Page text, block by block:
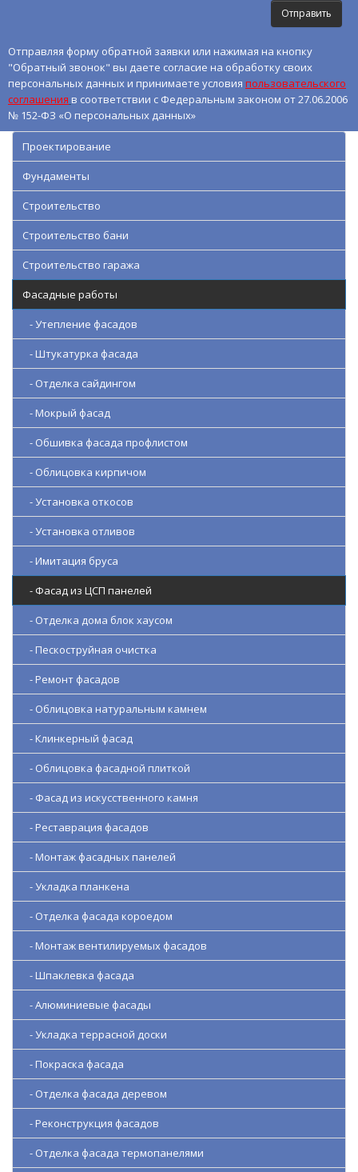
Отправляя форму обратной заявки или нажимая на кнопку
"Обратный звонок" вы даете согласие на обработку своих
персональных данных и принимаете условия пользовательского
соглашения в соответствии с Федеральным законом от 27.06.2006
№ 152-ФЗ «О персональных данных»
Проектирование
Фундаменты
Строительство
Строительство бани
Строительство гаража
Фасадные работы
- Утепление фасадов
- Штукатурка фасада
- Отделка сайдингом
- Мокрый фасад
- Обшивка фасада профлистом
- Облицовка кирпичом
- Установка откосов
- Установка отливов
- Имитация бруса
- Фасад из ЦСП панелей
- Отделка дома блок хаусом
- Пескоструйная очистка
- Ремонт фасадов
- Облицовка натуральным камнем
- Клинкерный фасад
- Облицовка фасадной плиткой
- Фасад из искусственного камня
- Реставрация фасадов
- Монтаж фасадных панелей
- Укладка планкена
- Отделка фасада короедом
- Монтаж вентилируемых фасадов
- Шпаклевка фасада
- Алюминиевые фасады
- Укладка террасной доски
- Покраска фасада
- Отделка фасада деревом
- Реконструкция фасадов
- Отделка фасада термопанелями